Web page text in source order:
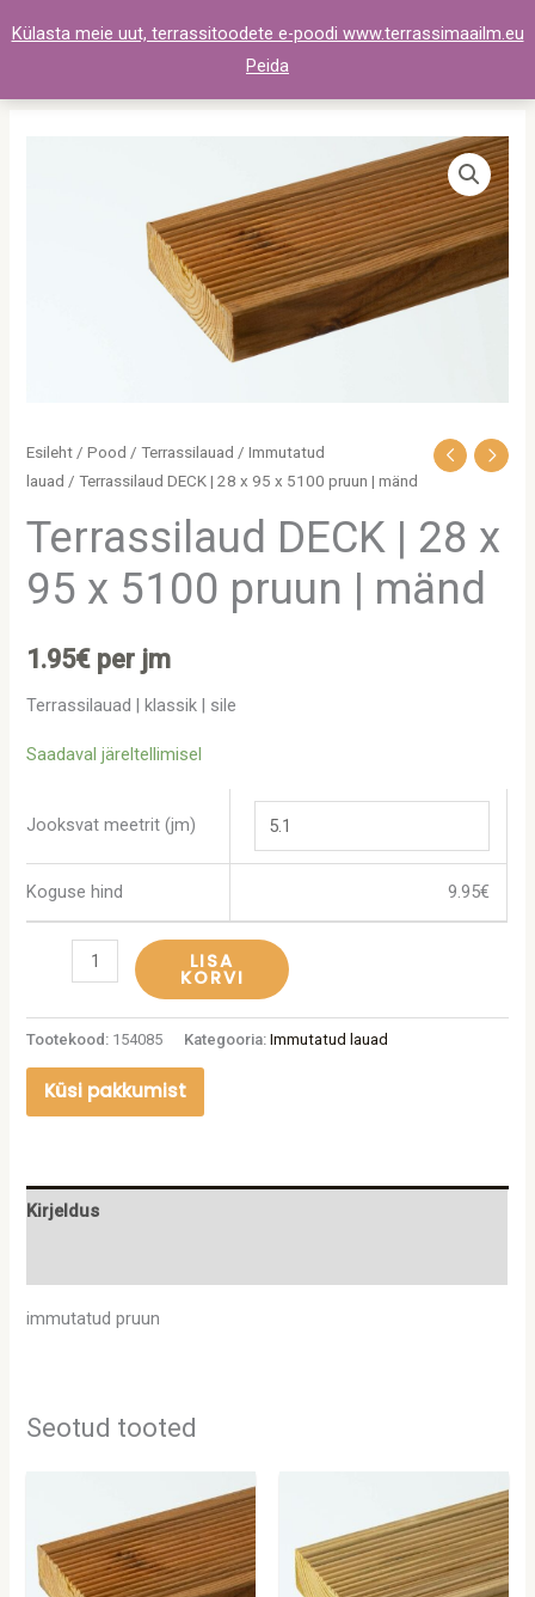
Külasta meie uut, terrassitoodete e-poodi www.terrassimaailm.eu
Peida
to
Esileht /Pood /Terrassilauad /Immutatud
lauad / Terrassilaud DECK | 28 x 95 x 5100 pruun | mänd
Terrassilaud DECK | 28 x
95 x 5100 pruun | mänd
1.95€ per jm
Terrassilauad | klassik | sile
Saadaval järeltellimisel
Jooksvat meetrit (jm)
Koguse hind 9.95€
mänd
LISA
KORVI
Tootekood: 154085 Kategooria:Immutatud lauad
Küsi pakkumist
Kirjeldus
immutatud pruun
Seotud tooted